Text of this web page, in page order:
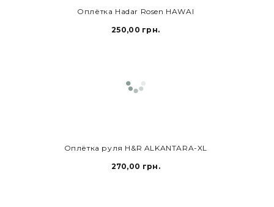
Оплётка Hadar Rosen HAWAI
250,00 грн.
В КОРЗИНУОплётка руля H&R ALKANTARA-XL
270,00 грн.